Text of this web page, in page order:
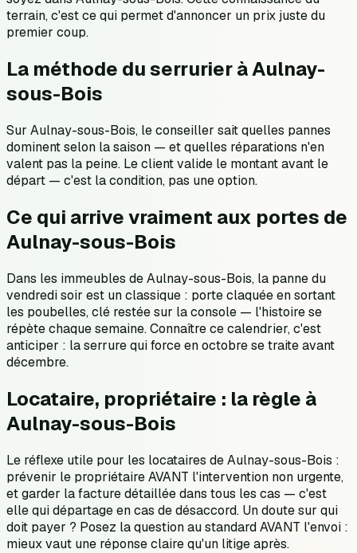
terrain, c'est ce qui permet d'annoncer un prix juste du
premier coup.
La méthode du serrurier à Aulnay-
sous-Bois
Sur Aulnay-sous-Bois, le conseiller sait quelles pannes
dominent selon la saison — et quelles réparations n'en
valent pas la peine. Le client valide le montant avant le
départ — c'est la condition, pas une option.
Ce qui arrive vraiment aux portes de
Aulnay-sous-Bois
Dans les immeubles de Aulnay-sous-Bois, la panne du
vendredi soir est un classique : porte claquée en sortant
les poubelles, clé restée sur la console — l'histoire se
répète chaque semaine. Connaître ce calendrier, c'est
anticiper : la serrure qui force en octobre se traite avant
décembre.
Locataire, propriétaire : la règle à
Aulnay-sous-Bois
Le réflexe utile pour les locataires de Aulnay-sous-Bois :
prévenir le propriétaire AVANT l'intervention non urgente,
et garder la facture détaillée dans tous les cas — c'est
elle qui départage en cas de désaccord. Un doute sur qui
doit payer ? Posez la question au standard AVANT l'envoi :
mieux vaut une réponse claire qu'un litige après.